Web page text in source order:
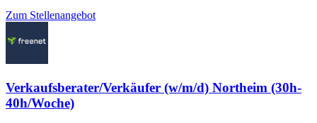
Zum Stellenangebot
Verkaufsberater/Verkäufer (w/m/d) Northeim (30h-
40h/Woche)